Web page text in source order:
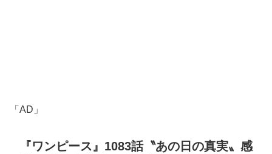
「AD」
『ワンピース』1083話〝あの日の真実〟感